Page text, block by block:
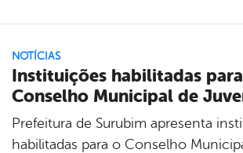
NOTÍCIAS
Instituições habilitadas
Conselho Municipal de
Prefeitura de Surubim apresenta
habilitadas para o Conselho